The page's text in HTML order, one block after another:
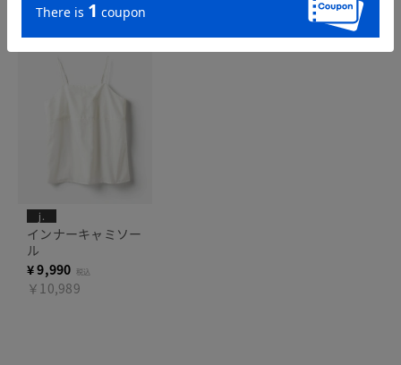
インナーにおすすめ
j.
インナーキャミソー
ル
¥9,990 税込
￥10,989